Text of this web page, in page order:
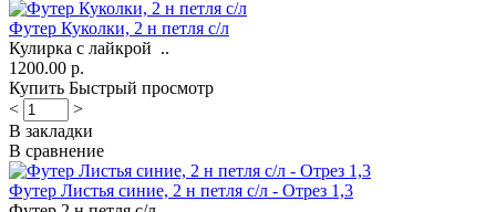
Футер Куколки, 2 н петля с/л
Кулирка с лайкрой ..
1200.00 р.
Купить Быстрый просмотр
<
>
В закладки
В сравнение
Футер Листья синие, 2 н петля с/л - Отрез 1,3